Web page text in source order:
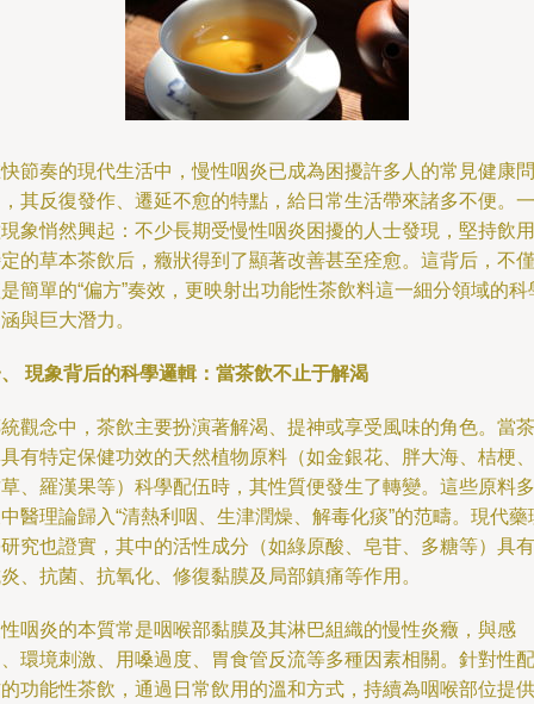
節奏的現代生活中，慢性咽炎已成為困擾許多人的常見健康問
其反復發作、遷延不愈的特點，給日常生活帶來諸多不便。一
象悄然興起：不少長期受慢性咽炎困擾的人士發現，堅持飲用
的草本茶飲后，癥狀得到了顯著改善甚至痊愈。這背后，不僅
簡單的“偏方”奏效，更映射出功能性茶飲料這一細分領域的科
與巨大潛力。
現象背后的科學邏輯：當茶飲不止于解渴
觀念中，茶飲主要扮演著解渴、提神或享受風味的角色。當茶
有特定保健功效的天然植物原料（如金銀花、胖大海、桔梗、
、羅漢果等）科學配伍時，其性質便發生了轉變。這些原料多
醫理論歸入“清熱利咽、生津潤燥、解毒化痰”的范疇。現代藥
究也證實，其中的活性成分（如綠原酸、皂苷、多糖等）具有
、抗菌、抗氧化、修復黏膜及局部鎮痛等作用。
咽炎的本質常是咽喉部黏膜及其淋巴組織的慢性炎癥，與感
環境刺激、用嗓過度、胃食管反流等多種因素相關。針對性配
功能性茶飲，通過日常飲用的溫和方式，持續為咽喉部位提供